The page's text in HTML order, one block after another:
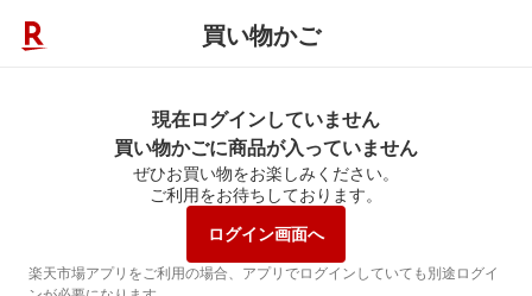
買い物かご
現在ログインしていません
買い物かごに商品が入っていません
ぜひお買い物をお楽しみください。
ご利用をお待ちしております。
ログイン画面へ
楽天市場アプリをご利用の場合、アプリでログインしていても別途ログイ